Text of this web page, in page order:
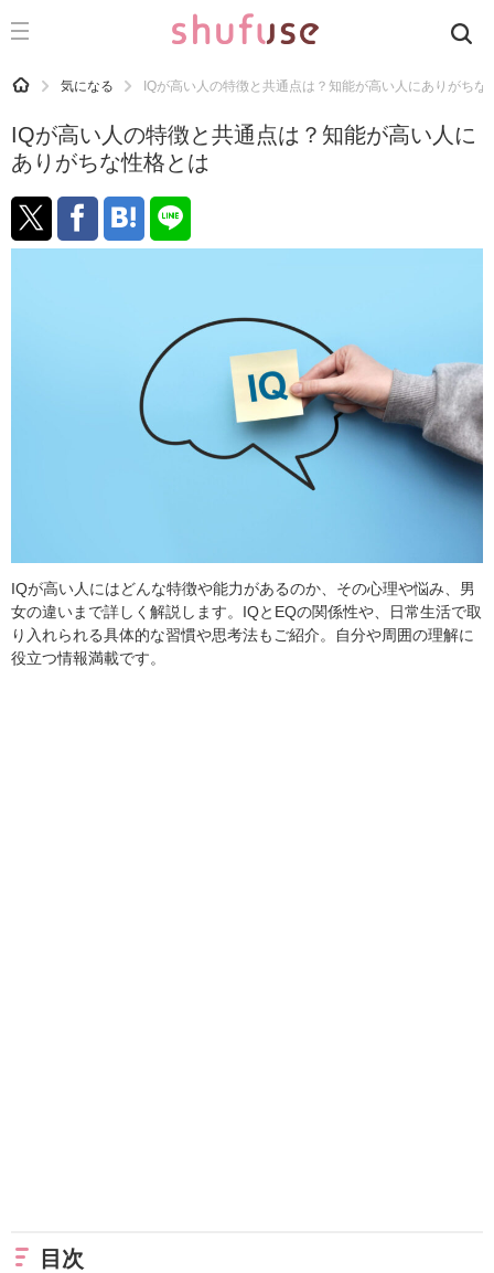
CATEGORY 記事カテゴリ
運気
洗濯
生活の知恵
HOME 気になる IQが高い人の特徴と共通点は？知能が高い人にありがちな
IQが高い人の特徴と共通点は？知能が高い人に
ありがちな性格とは
IQが高い人にはどんな特徴や能力があるのか、その心理や悩み、男
女の違いまで詳しく解説します。IQとEQの関係性や、日常生活で取
り入れられる具体的な習慣や思考法もご紹介。自分や周囲の理解に
役立つ情報満載です。
目次